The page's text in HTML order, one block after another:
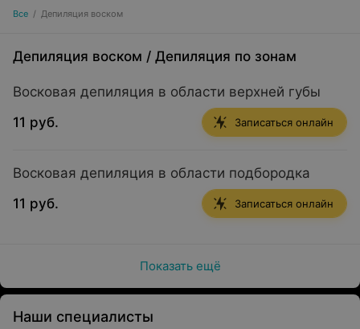
Все / Депиляция воском
Депиляция воском / Депиляция по зонам
Восковая депиляция в области верхней губы
11 руб.
Записаться онлайн
Восковая депиляция в области подбородка
11 руб.
Записаться онлайн
Показать ещё
Наши специалисты